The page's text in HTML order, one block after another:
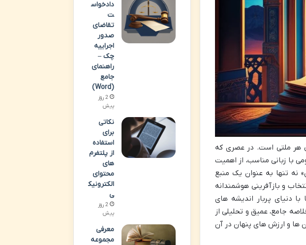
هر ملتی است. در عصری که
با زبانی مناسب، از اهمیت
نه تنها به عنوان یک منبع
و بازآفرینی هوشمندانه
دنیای پربار اندیشه های
جامع، عمیق و تحلیلی از
ها و ارزش های پنهان در آن
دادخواس
ت
تقاضای
صدور
اجراییه
چک –
راهنمای
جامع
(Word)
2 روز
پیش
نکاتی
برای
استفاده
از پلتفرم
های
محتوای
الکترونیک
ی
2 روز
پیش
معرفی
مجموعه